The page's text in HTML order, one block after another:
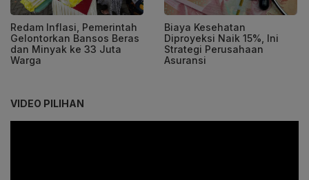
Redam Inflasi, Pemerintah
Gelontorkan Bansos Beras
dan Minyak ke 33 Juta
Warga
Biaya Kesehatan
Diproyeksi Naik 15%, Ini
Strategi Perusahaan
Asuransi
VIDEO PILIHAN